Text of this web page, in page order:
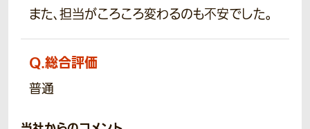
また、担当がころころ変わるのも不安でした。
Q.総合評価
普通